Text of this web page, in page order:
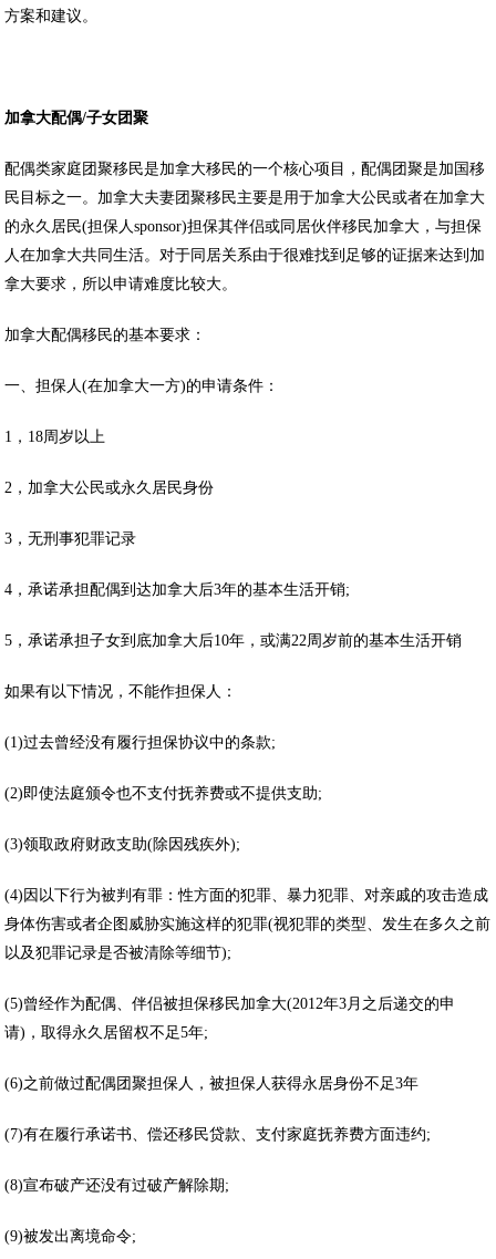
方案和建议。
加拿大配偶/子女团聚
配偶类家庭团聚移民是加拿大移民的一个核心项目，配偶团聚是加国移
民目标之一。加拿大夫妻团聚移民主要是用于加拿大公民或者在加拿大
的永久居民(担保人sponsor)担保其伴侣或同居伙伴移民加拿大，与担保
人在加拿大共同生活。对于同居关系由于很难找到足够的证据来达到加
拿大要求，所以申请难度比较大。
加拿大配偶移民的基本要求：
一、担保人(在加拿大一方)的申请条件：
1，18周岁以上
2，加拿大公民或永久居民身份
3，无刑事犯罪记录
4，承诺承担配偶到达加拿大后3年的基本生活开销;
5，承诺承担子女到底加拿大后10年，或满22周岁前的基本生活开销
如果有以下情况，不能作担保人：
(1)过去曾经没有履行担保协议中的条款;
(2)即使法庭颁令也不支付抚养费或不提供支助;
(3)领取政府财政支助(除因残疾外);
(4)因以下行为被判有罪：性方面的犯罪、暴力犯罪、对亲戚的攻击造成
身体伤害或者企图威胁实施这样的犯罪(视犯罪的类型、发生在多久之前
以及犯罪记录是否被清除等细节);
(5)曾经作为配偶、伴侣被担保移民加拿大(2012年3月之后递交的申
请)，取得永久居留权不足5年;
(6)之前做过配偶团聚担保人，被担保人获得永居身份不足3年
(7)有在履行承诺书、偿还移民贷款、支付家庭抚养费方面违约;
(8)宣布破产还没有过破产解除期;
(9)被发出离境命令;